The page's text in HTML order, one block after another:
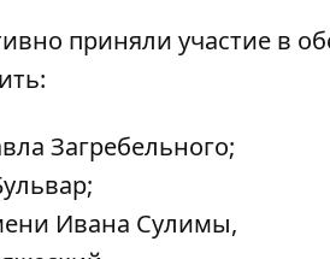
приняли участие в
Загребельного;
Ивана Сулимы,